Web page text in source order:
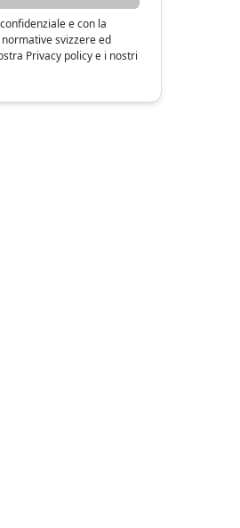
e con la
svizzere ed
Privacy policy e i nostri